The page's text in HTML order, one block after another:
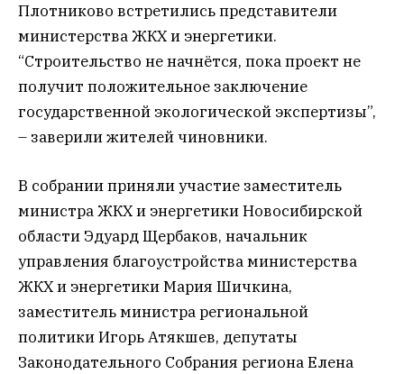
Плотниково встретились представители
министерства ЖКХ и энергетики.
“Строительство не начнётся, пока проект не
получит положительное заключение
государственной экологической экспертизы”,
– заверили жителей чиновники.
В собрании приняли участие заместитель
министра ЖКХ и энергетики Новосибирской
области Эдуард Щербаков, начальник
управления благоустройства министерства
ЖКХ и энергетики Мария Шичкина,
заместитель министра региональной
политики Игорь Атякшев, депутаты
Законодательного Собрания региона Елена